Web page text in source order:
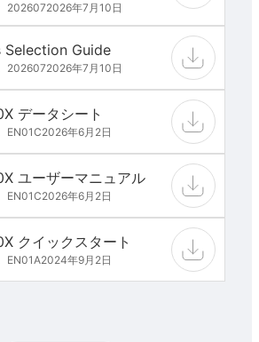
2026072026年7月10日
Selection Guide
2026072026年7月10日
データシート
EN01C2026年6月2日
ユーザーマニュアル
EN01C2026年6月2日
クイックスタート
EN01A2024年9月2日